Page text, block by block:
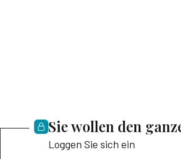
Sie wollen den
Loggen Sie sich ein